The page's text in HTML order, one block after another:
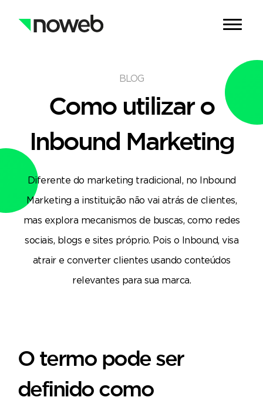
BLOG
Como utilizar o
Inbound Marketing
Diferente do marketing tradicional, no Inbound
Marketing a instituição não vai atrás de clientes,
mas explora mecanismos de buscas, como redes
sociais, blogs e sites próprio. Pois o Inbound, visa
atrair e converter clientes usando conteúdos
relevantes para sua marca.
O termo pode ser
definido como